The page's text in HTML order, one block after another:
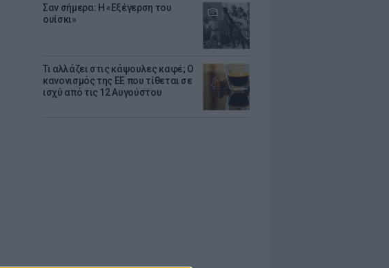
Σαν σήμερα: Η «Εξέγερση του
ουίσκι»
Τι αλλάζει στις κάψουλες καφέ; Ο
κανονισμός της ΕΕ που τίθεται σε
ισχύ από τις 12 Αυγούστου